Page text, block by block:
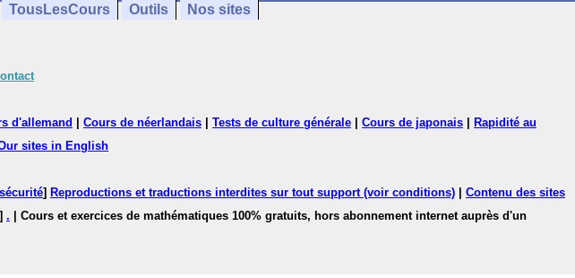
TousLesCours Outils Nos sites
d'allemand Cours de néerlandais Tests de culture générale Cours de japonais
Rapidité au
sites in English
] Reproductions et traductions interdites sur tout support (voir conditions)
Contenu des sites
] .
| Cours et exercices de mathématiques 100% gratuits, hors abonnement internet auprès d'un